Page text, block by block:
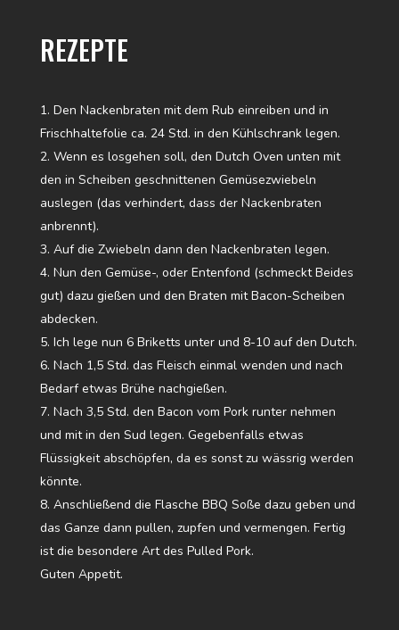
REZEPTE
Den Nackenbraten mit dem Rub einreiben und in
Frischhaltefolie ca. 24 Std. in den Kühlschrank legen.
Wenn es losgehen soll, den Dutch Oven unten mit
den in Scheiben geschnittenen Gemüsezwiebeln
auslegen (das verhindert, dass der Nackenbraten
anbrennt).
Auf die Zwiebeln dann den Nackenbraten legen.
Nun den Gemüse-, oder Entenfond (schmeckt Beides
gut) dazu gießen und den Braten mit Bacon-Scheiben
abdecken.
Ich lege nun 6 Briketts unter und 8-10 auf den Dutch.
Nach 1,5 Std. das Fleisch einmal wenden und nach
Bedarf etwas Brühe nachgießen.
Nach 3,5 Std. den Bacon vom Pork runter nehmen
und mit in den Sud legen. Gegebenfalls etwas
Flüssigkeit abschöpfen, da es sonst zu wässrig werden
könnte.
Anschließend die Flasche BBQ Soße dazu geben und
das Ganze dann pullen, zupfen und vermengen. Fertig
ist die besondere Art des Pulled Pork.
Guten Appetit.